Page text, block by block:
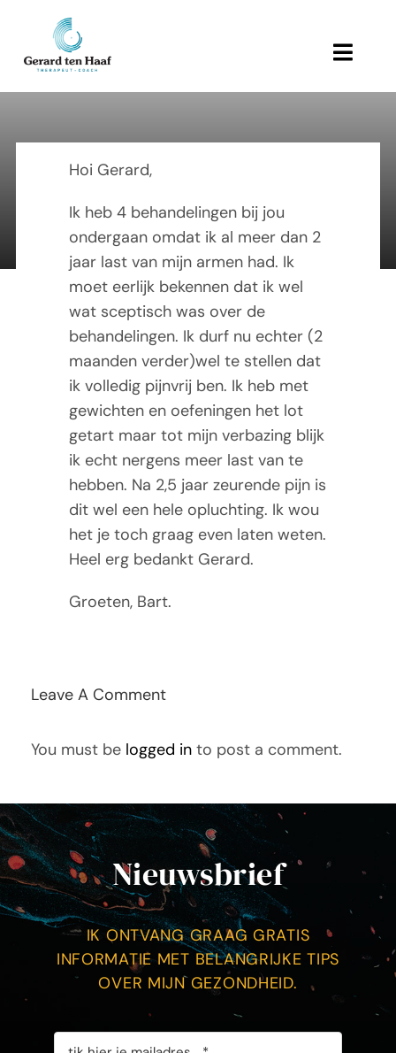
inhoud
Toggle
Behandeling en therapie
Referenties
Over Gerard
Actueel
Tarieven
Contact
28 November 2012
Hoi Gerard,
Ik heb 4 behandelingen bij jou
ondergaan omdat ik al meer dan 2
jaar last van mijn armen had. Ik
moet eerlijk bekennen dat ik wel
wat sceptisch was over de
behandelingen. Ik durf nu echter (2
maanden verder)wel te stellen dat
ik volledig pijnvrij ben. Ik heb met
gewichten en oefeningen het lot
getart maar tot mijn verbazing blijk
ik echt nergens meer last van te
hebben. Na 2,5 jaar zeurende pijn is
dit wel een hele opluchting. Ik wou
het je toch graag even laten weten.
Heel erg bedankt Gerard.
Groeten, Bart.
Leave A Comment
You must be logged in to post a comment.
Nieuwsbrief
IK ONTVANG GRAAG GRATIS
INFORMATIE MET BELANGRIJKE TIPS
OVER MIJN GEZONDHEID.